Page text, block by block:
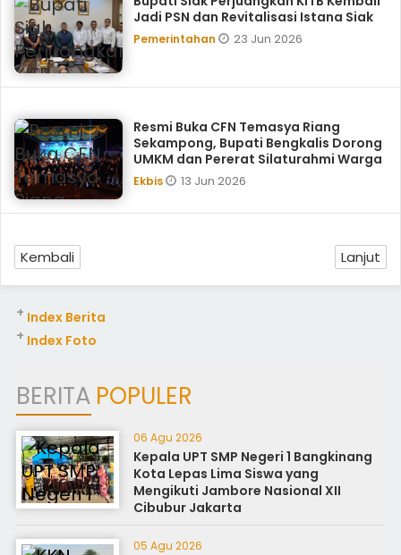
Jadi PSN dan Revitalisasi Istana Siak
Pemerintahan 23 Jun 2026
Resmi Buka CFN Temasya Riang
Sekampong, Bupati Bengkalis Dorong
UMKM dan Pererat Silaturahmi Warga
Ekbis 13 Jun 2026
Kembali Lanjut
Index Berita
+
Index Foto
+
BERITA POPULER
06 Agu 2026
Kepala UPT SMP Negeri 1 Bangkinang
Kota Lepas Lima Siswa yang
Mengikuti Jambore Nasional XII
Cibubur Jakarta
05 Agu 2026